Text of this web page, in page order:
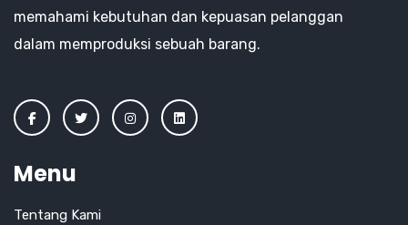
memahami kebutuhan dan kepuasan pelanggan
dalam memproduksi sebuah barang.
Menu
Tentang Kami